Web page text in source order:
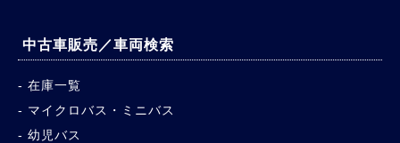
中古車販売／車両検索
在庫一覧
マイクロバス・ミニバス
幼児バス